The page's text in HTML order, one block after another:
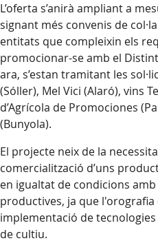
L’oferta s’anirà ampliant a
signant més convenis de
entitats que compleixin els
promocionar-se amb el
ara, s’estan tramitant les
(Sóller), Mel Vici (Alaró), vins
d’Agrícola de Promociones
(Bunyola).
El projecte neix de la
comercialització d’uns
en igualtat de condicions
productives, ja que l'orografia
implementació de
de cultiu.